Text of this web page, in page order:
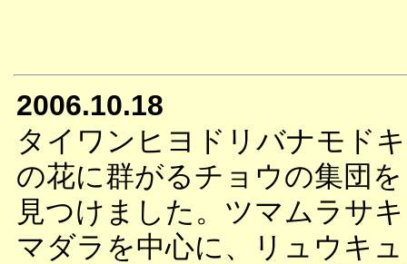
2006.10.18
タイワンヒヨドリバナモドキ
の花に群がるチョウの集団を
見つけました。ツマムラサキ
マダラを中心に、リュウキュ